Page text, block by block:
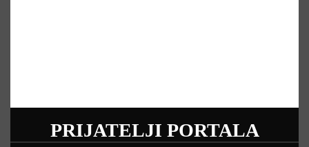
PRIJATELJI PORTALA